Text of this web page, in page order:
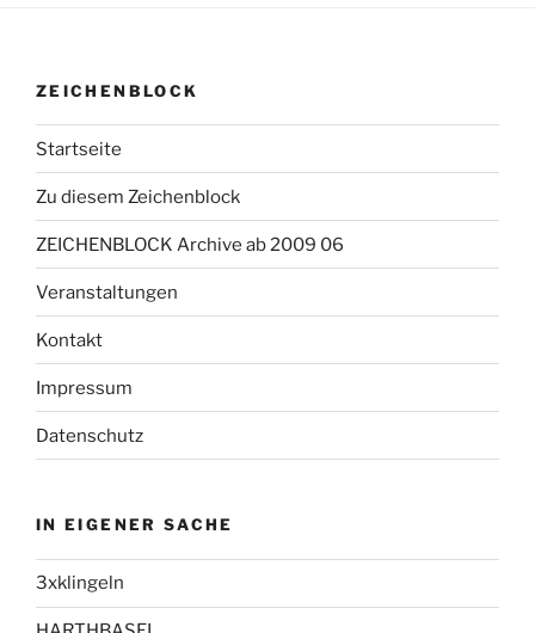
ZEICHENBLOCK
Startseite
Zu diesem Zeichenblock
ZEICHENBLOCK Archive ab 2009 06
Veranstaltungen
Kontakt
Impressum
Datenschutz
IN EIGENER SACHE
3xklingeln